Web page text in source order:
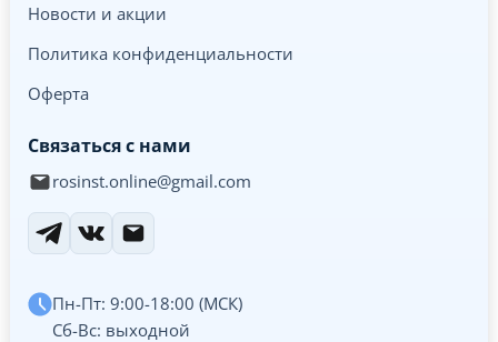
Новости и акции
Политика конфиденциальности
Оферта
Связаться с нами
rosinst.online@gmail.com
Пн-Пт: 9:00-18:00 (МСК)
Сб-Вс: выходной